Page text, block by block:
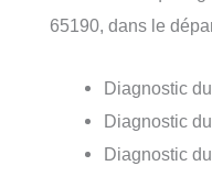
65190, dans le
Diagnostic
Diagnostic
Diagnostic